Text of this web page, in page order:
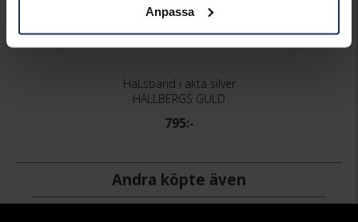
Anpassa
HaLsband i äkta silver
HALLBERGS GULD
795:-
Andra köpte även